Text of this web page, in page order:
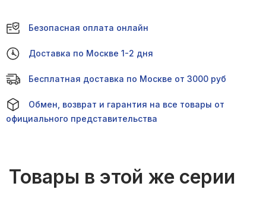
Безопасная оплата онлайн
Доставка по Москве 1-2 дня
Бесплатная доставка по Москве от 3000 руб
Обмен, возврат и гарантия на все товары от
официального представительства
Товары в этой же серии